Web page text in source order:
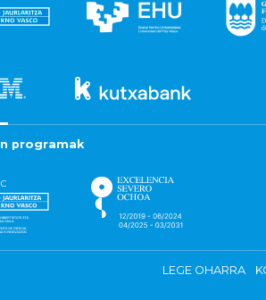
programak
LEGE OHARRA